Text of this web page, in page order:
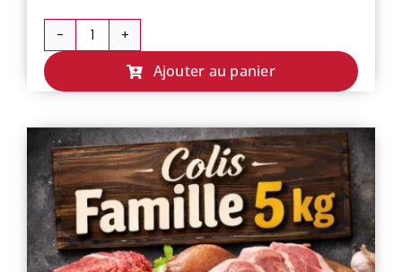
quantité
COLIS
✌️
Ajouter au panier